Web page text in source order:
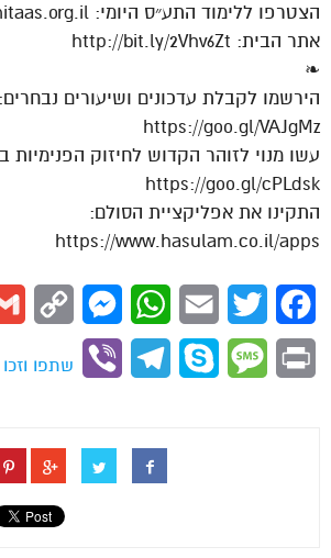
הצטרפו ללימוד התע״ס היומי: https://dafhayomitaas.org.il
אתר הבית: http://bit.ly/2Vhv6Zt
❧
הירשמו לקבלת עדכונים ושיעורים נבחרים:
https://goo.gl/VAJgMz
עשו מנוי לזוהר הקדוש לחיזוק הפנימיות
https://goo.gl/cPLdsk
התקינו את אפליקציית הסולם:
https://www.hasulam.co.il/apps
Facebook
Twitter
Email
WhatsApp
Messenger
Print
Message
Skype
Telegram
Viber
שתפו